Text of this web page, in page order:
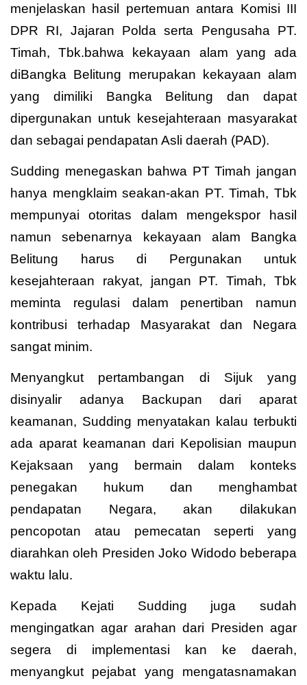
menjelaskan hasil pertemuan antara Komisi III
DPR RI, Jajaran Polda serta Pengusaha PT.
Timah, Tbk.bahwa kekayaan alam yang ada
diBangka Belitung merupakan kekayaan alam
yang dimiliki Bangka Belitung dan dapat
dipergunakan untuk kesejahteraan masyarakat
dan sebagai pendapatan Asli daerah (PAD).
Sudding menegaskan bahwa PT Timah jangan
hanya mengklaim seakan-akan PT. Timah, Tbk
mempunyai otoritas dalam mengekspor hasil
namun sebenarnya kekayaan alam Bangka
Belitung harus di Pergunakan untuk
kesejahteraan rakyat, jangan PT. Timah, Tbk
meminta regulasi dalam penertiban namun
kontribusi terhadap Masyarakat dan Negara
sangat minim.
Menyangkut pertambangan di Sijuk yang
disinyalir adanya Backupan dari aparat
keamanan, Sudding menyatakan kalau terbukti
ada aparat keamanan dari Kepolisian maupun
Kejaksaan yang bermain dalam konteks
penegakan hukum dan menghambat
pendapatan Negara, akan dilakukan
pencopotan atau pemecatan seperti yang
diarahkan oleh Presiden Joko Widodo beberapa
waktu lalu.
Kepada Kejati Sudding juga sudah
mengingatkan agar arahan dari Presiden agar
segera di implementasi kan ke daerah,
menyangkut pejabat yang mengatasnamakan